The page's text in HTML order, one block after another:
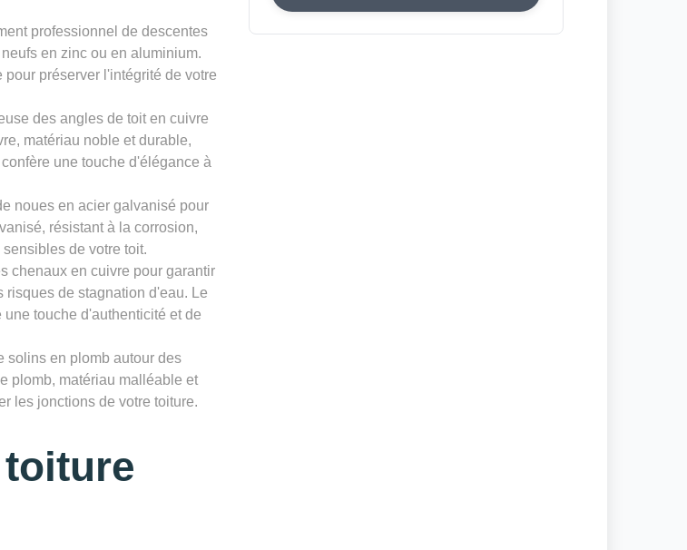
professionnel de descentes
en zinc ou en aluminium.
préserver l'intégrité de votre
des angles de toit en cuivre
matériau noble et durable,
une touche d'élégance à
noues en acier galvanisé pour
résistant à la corrosion,
de votre toit.
chenaux en cuivre pour garantir
de stagnation d'eau. Le
touche d'authenticité et de
solins en plomb autour des
plomb, matériau malléable et
les jonctions de votre toiture.